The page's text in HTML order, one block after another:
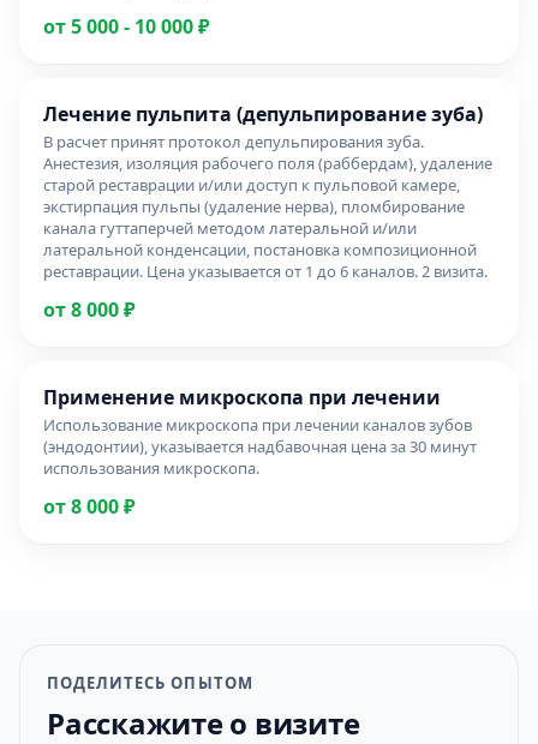
от 5 000 - 10 000 ₽
Лечение пульпита (депульпирование зуба)
В расчет принят протокол депульпирования зуба.
Анестезия, изоляция рабочего поля (раббердам), удаление
старой реставрации и/или доступ к пульповой камере,
экстирпация пульпы (удаление нерва), пломбирование
канала гуттаперчей методом латеральной и/или
латеральной конденсации, постановка композиционной
реставрации. Цена указывается от 1 до 6 каналов. 2 визита.
от 8 000 ₽
Применение микроскопа при лечении
Использование микроскопа при лечении каналов зубов
(эндодонтии), указывается надбавочная цена за 30 минут
использования микроскопа.
от 8 000 ₽
ПОДЕЛИТЕСЬ ОПЫТОМ
Расскажите о визите